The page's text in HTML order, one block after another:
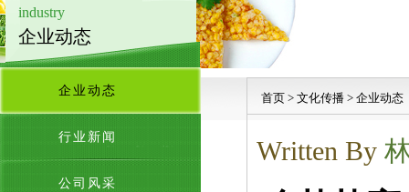
industry
企业动态
企业动态
行业新闻
公司风采
首页 > 文化传播 > 企业动态
Written By